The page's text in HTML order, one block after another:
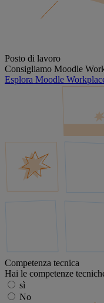
Posto di lavoro
Consigliamo Moodle
Esplora Moodle
Competenza tecnica
Hai le competenze
sì
No